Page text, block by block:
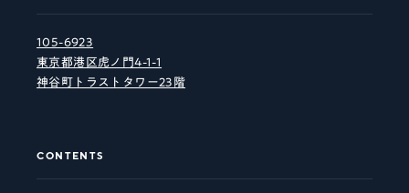
105-6923
東京都港区虎ノ門4-1-1
神谷町トラストタワー23階
CONTENTS